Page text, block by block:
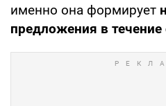
именно она формирует
предложения в течение